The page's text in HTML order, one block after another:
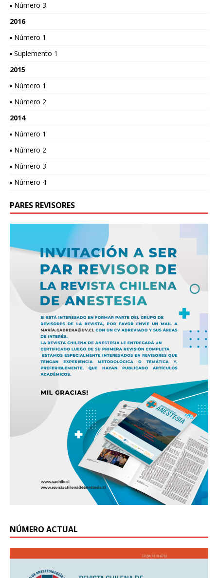
▪ Número 3
2016
▪ Número 1
▪ Suplemento 1
2015
▪ Número 1
▪ Número 2
2014
▪ Número 1
▪ Número 2
▪ Número 3
▪ Número 4
PARES REVISORES
NÚMERO ACTUAL